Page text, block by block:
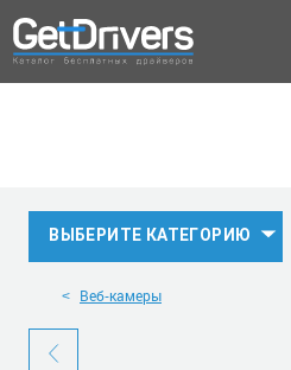
ВЫБЕРИТЕ КАТЕГОРИЮ
Веб-камеры